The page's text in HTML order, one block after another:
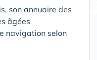
son annuaire des
âgées
navigation selon